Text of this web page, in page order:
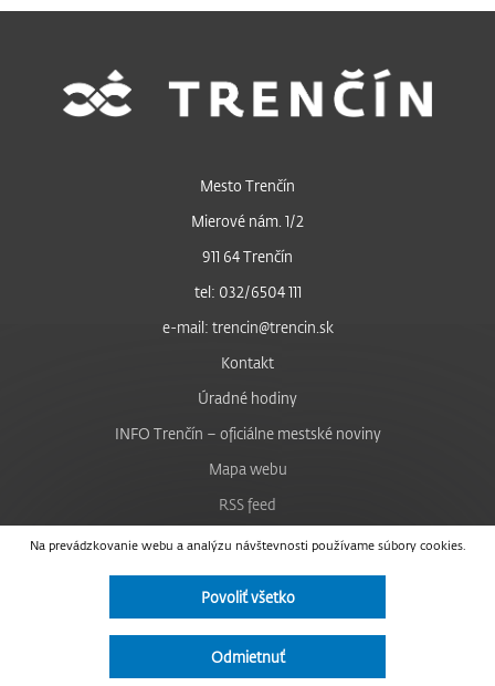
Na prevádzkovanie webu a analýzu návštevnosti používame súbory cookies.
Povoliť všetko
Odmietnuť
Mesto Trenčín
Mierové nám. 1/2
911 64 Trenčín
tel: 032/6504 111
e-mail: trencin@trencin.sk
Kontakt
Úradné hodiny
INFO Trenčín – oficiálne mestské noviny
Mapa webu
RSS feed
Nastavenie cookies
Facebook
Instagram
Vyhlásenie o prístupnosti